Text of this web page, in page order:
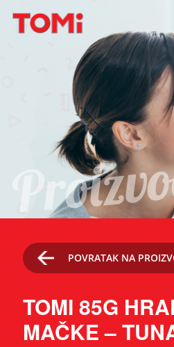
POVRATAK NA
TOMI 85G
MAČKE –